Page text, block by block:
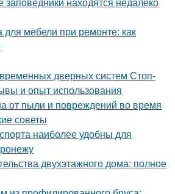
для мебели при ремонте: как
дверных систем Стоп-
и опыт использования
от пыли и повреждений во время
советы
наиболее удобны для
двухэтажного дома: полное